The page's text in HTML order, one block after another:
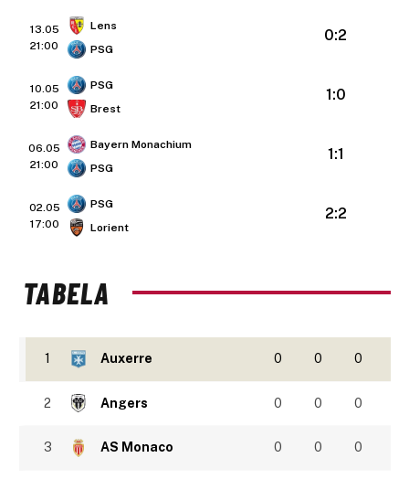
13.05
21:00
Lens
PSG
0:2
10.05
21:00
PSG
Brest
1:0
06.05
21:00
Bayern Monachium
PSG
1:1
02.05
17:00
PSG
Lorient
2:2
TABELA
1 Auxerre 0 0 0
2 Angers 0 0 0
3 AS Monaco 0 0 0